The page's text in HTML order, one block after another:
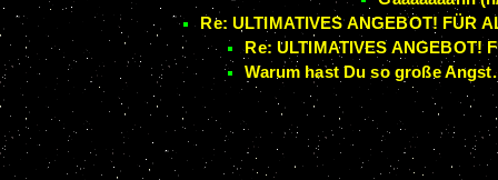
Re: ULTIMATIVES ANGEBOT! FÜR
Re: ULTIMATIVES ANGEBOT!
Warum hast Du so große